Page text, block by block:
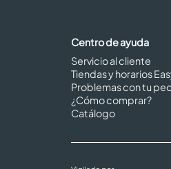
Centro de ayuda
Servicio al cliente
Tiendas y horarios
Problemas con tu
¿Cómo comprar?
Catálogo